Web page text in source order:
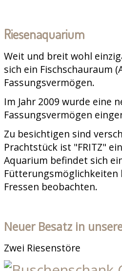
Riesenaquarium
Weit und breit wohl
sich ein Fischschauraum
Fassungsvermögen.
Im Jahr 2009 wurde eine
Fassungsvermögen
Zu besichtigen sind
Prachtstück ist "FRITZ"
Aquarium befindet sich
Fütterungsmöglichkeiten
Fressen beobachten.
Neuer Besatz in
Zwei Riesenstöre